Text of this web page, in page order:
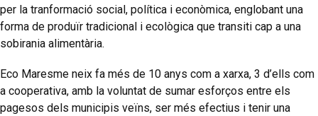
per la tranformació social, política i econòmica, englobant una
forma de produïr tradicional i ecològica que transiti cap a una
sobirania alimentària.
Eco Maresme neix fa més de 10 anys com a xarxa, 3 d’ells com
a cooperativa, amb la voluntat de sumar esforços entre els
pagesos dels municipis veïns, ser més efectius i tenir una